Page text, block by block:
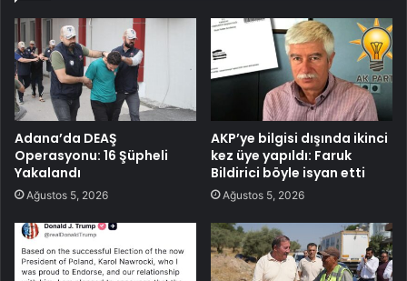
Adana’da DEAŞ
Operasyonu: 16 Şüpheli
Yakalandı
Ağustos 5, 2026
AKP’ye bilgisi dışında ikinci
kez üye yapıldı: Faruk
Bildirici böyle isyan etti
Ağustos 5, 2026